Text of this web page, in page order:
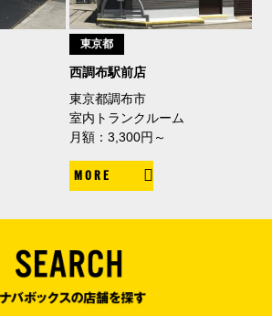
東京都
西調布駅前店
東京都調布市
室内トランクルーム
月額：3,300円～
MORE